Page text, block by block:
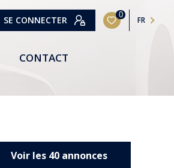
SE CONNECTER 0
FR
CONTACT
Voir les 40annonces